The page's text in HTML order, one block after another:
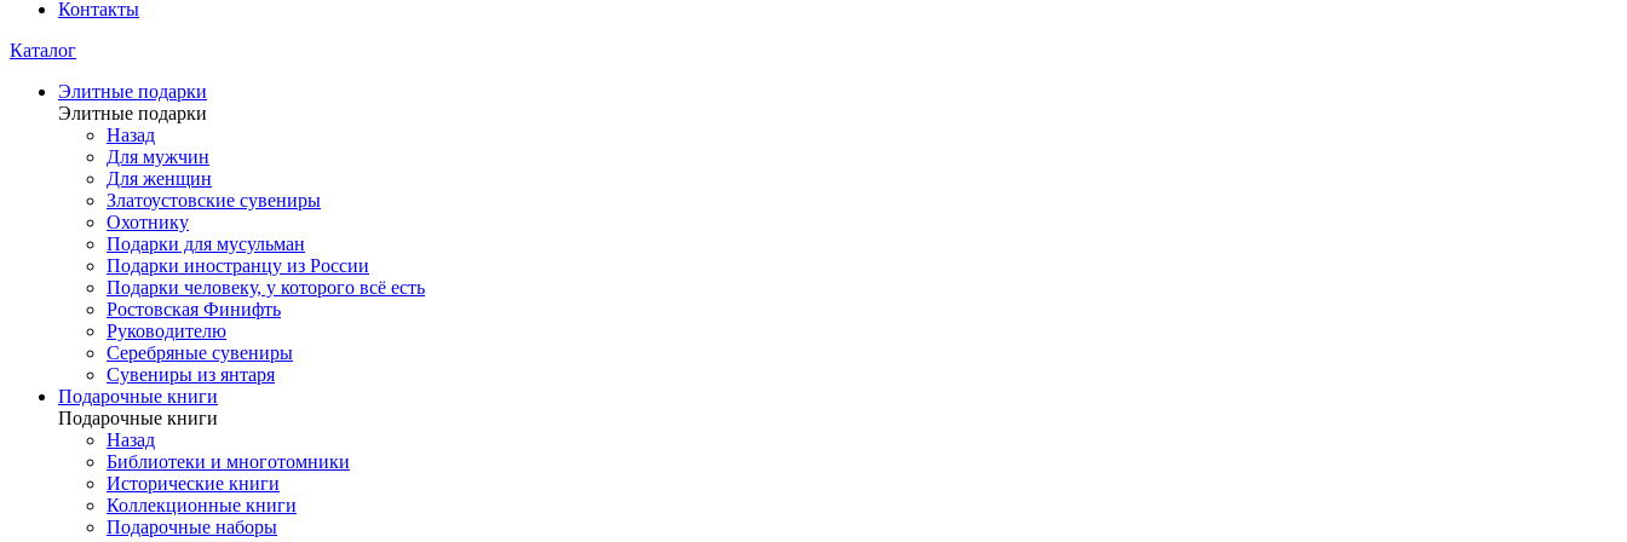
Контакты
Каталог
Элитные подарки
Элитные подарки
Назад
Для мужчин
Для женщин
Златоустовские сувениры
Охотнику
Подарки для мусульман
Подарки иностранцу из России
Подарки человеку, у которого всё есть
Ростовская Финифть
Руководителю
Серебряные сувениры
Сувениры из янтаря
Подарочные книги
Подарочные книги
Назад
Библиотеки и многотомники
Исторические книги
Коллекционные книги
Подарочные наборы